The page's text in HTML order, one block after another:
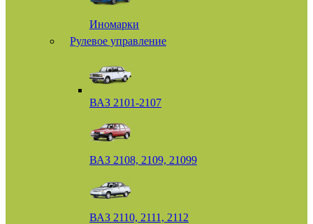
Иномарки
Рулевое управление
ВАЗ 2101-2107
ВАЗ 2108, 2109, 21099
ВАЗ 2110, 2111, 2112